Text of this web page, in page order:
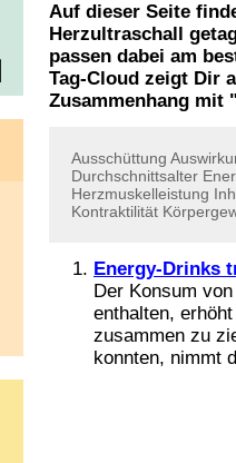
Auf dieser Seite
Herzultraschall
passen dabei am
Tag-Cloud zeigt Dir
Zusammenhang mit
Ausschüttung
Durchschnittsalter
Herzmuskelleistung
Kontraktilität
Energy-Drinks
Der Konsum
enthalten,
zusammen zu
konnten, nimmt